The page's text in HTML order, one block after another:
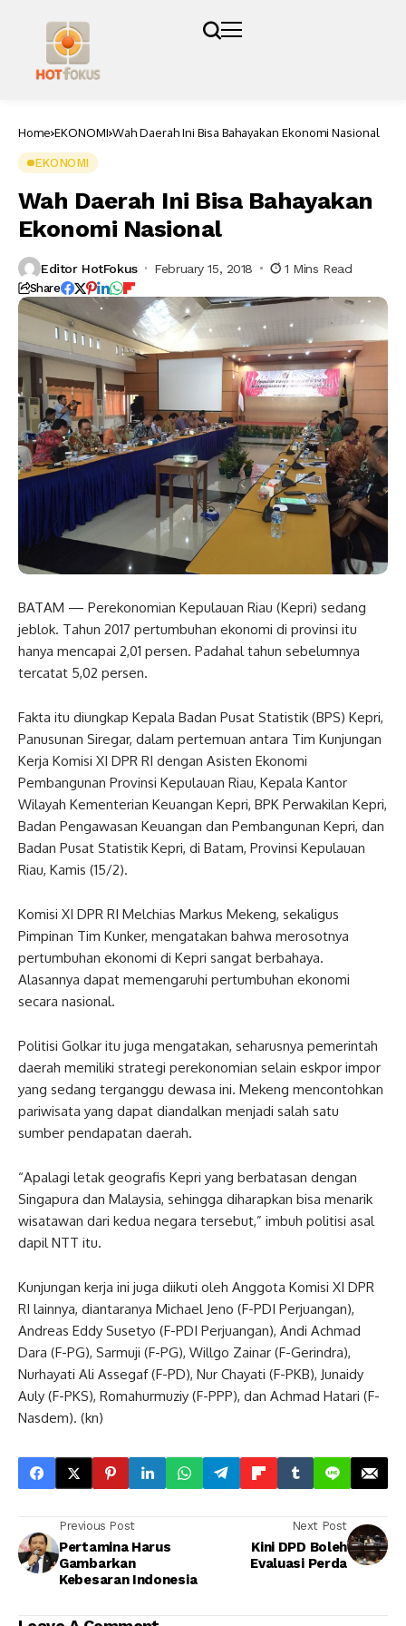
Home EKONOMI Wah Daerah Ini Bisa Bahayakan Ekonomi Nasional
EKONOMI
Wah Daerah Ini Bisa Bahayakan
Ekonomi Nasional
Editor HotFokus February 15, 2018 1 Mins Read
Share
BATAM — Perekonomian Kepulauan Riau (Kepri) sedang
jeblok. Tahun 2017 pertumbuhan ekonomi di provinsi itu
hanya mencapai 2,01 persen. Padahal tahun sebelumnya
tercatat 5,02 persen.
Fakta itu diungkap Kepala Badan Pusat Statistik (BPS) Kepri,
Panusunan Siregar, dalam pertemuan antara Tim Kunjungan
Kerja Komisi XI DPR RI dengan Asisten Ekonomi
Pembangunan Provinsi Kepulauan Riau, Kepala Kantor
Wilayah Kementerian Keuangan Kepri, BPK Perwakilan Kepri,
Badan Pengawasan Keuangan dan Pembangunan Kepri, dan
Badan Pusat Statistik Kepri, di Batam, Provinsi Kepulauan
Riau, Kamis (15/2).
Komisi XI DPR RI Melchias Markus Mekeng, sekaligus
Pimpinan Tim Kunker, mengatakan bahwa merosotnya
pertumbuhan ekonomi di Kepri sangat berbahaya.
Alasannya dapat memengaruhi pertumbuhan ekonomi
secara nasional.
Politisi Golkar itu juga mengatakan, seharusnya pemerintah
daerah memiliki strategi perekonomian selain eskpor impor
yang sedang terganggu dewasa ini. Mekeng mencontohkan
pariwisata yang dapat diandalkan menjadi salah satu
sumber pendapatan daerah.
“Apalagi letak geografis Kepri yang berbatasan dengan
Singapura dan Malaysia, sehingga diharapkan bisa menarik
wisatawan dari kedua negara tersebut,” imbuh politisi asal
dapil NTT itu.
Kunjungan kerja ini juga diikuti oleh Anggota Komisi XI DPR
RI lainnya, diantaranya Michael Jeno (F-PDI Perjuangan),
Andreas Eddy Susetyo (F-PDI Perjuangan), Andi Achmad
Dara (F-PG), Sarmuji (F-PG), Willgo Zainar (F-Gerindra),
Nurhayati Ali Assegaf (F-PD), Nur Chayati (F-PKB), Junaidy
Auly (F-PKS), Romahurmuziy (F-PPP), dan Achmad Hatari (F-
Nasdem). (kn)
Previous Post
Pertamina Harus
Gambarkan
Kebesaran Indonesia
Next Post
Kini DPD Boleh
Evaluasi Perda